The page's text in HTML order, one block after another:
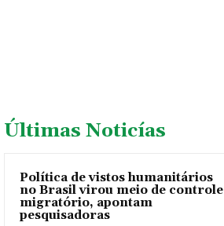
Últimas Noticías
Política de vistos humanitários
no Brasil virou meio de controle
migratório, apontam
pesquisadoras